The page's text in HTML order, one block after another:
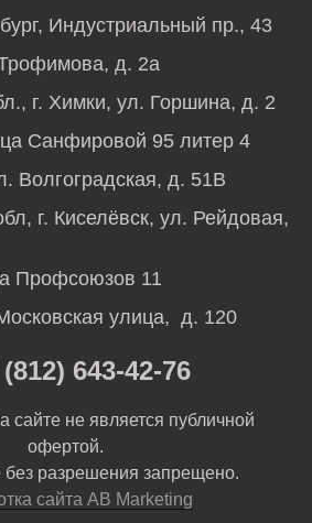
Индустриальный пр., 43
д. 2а
г. Химки, ул. Горшина, д. 2
Санфировой 95 литер 4
Волгоградская, д. 51В
г. Киселёвск, ул. Рейдовая,
Профсоюзов 11
улица, д. 120
643-42-76
не является публичной
офертой.
без разрешения запрещено.
сайта AB Marketing